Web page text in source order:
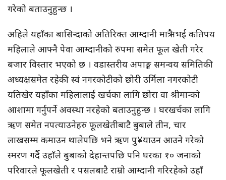
गरेको बताउनुहुन्छ ।
अहिले यहाँका बासिन्दाको अतिरिक्त आम्दानी मात्रै नभई कतिपय
महिलाले आफ्नै पेवा आम्दानीको रुपमा समेत फूल खेती गरेर
बजार विस्तार भएको छ । वडास्तरीय अपाङ्ग समन्वय समितिकी
अध्यक्षसमेत रहेकी स्वं नगरकोटीको छोरी उर्मिला नगरकोटी
यतिखेर यहाँका महिलालाई खर्चका लागि छोरा वा श्रीमान्को
आशामा गर्नुपर्ने अवस्था नरहेको बताउनुहुन्छ । घरखर्चका लागि
ऋण समेत नपत्याउनेहरु फूलखेतीबाटै बुबाले तीन, चार
लाखसम्म कमाउन थालेपछि भने ऋण पु¥याउन आउने गरेको
स्मरण गर्दै उहाँले बुबाको देहान्तपछि पनि घरका १० जनाको
परिवारले फूलखेती र पसलबाटै राम्रो आम्दानी गरिरहेको उहाँ